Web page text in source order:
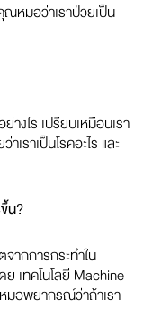
หมอว่าเราป่วยเป็น
างไร เปรียบเหมือนเรา
ราเป็นโรคอะไร และ
น?
ากการกระทำใน
เทคโนโลยี Machine
มอพยากรณ์ว่าถ้าเรา